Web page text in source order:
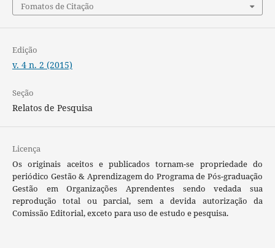
Fomatos de Citação
Edição
v. 4 n. 2 (2015)
Seção
Relatos de Pesquisa
Licença
Os originais aceitos e publicados tornam-se propriedade do
periódico Gestão & Aprendizagem do Programa de Pós-graduação
Gestão em Organizações Aprendentes sendo vedada sua
reprodução total ou parcial, sem a devida autorização da
Comissão Editorial, exceto para uso de estudo e pesquisa.